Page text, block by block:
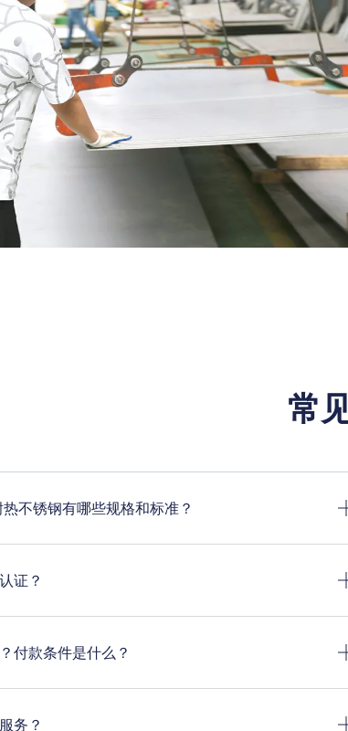
常
不锈钢有哪些规格和标准？
证？
付款条件是什么？
务？